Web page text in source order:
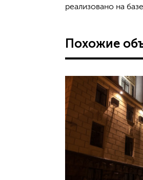
реализовано на
Похожие